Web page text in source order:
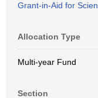
Grant-in-Aid for
Allocation Type
Multi-year Fund
Section